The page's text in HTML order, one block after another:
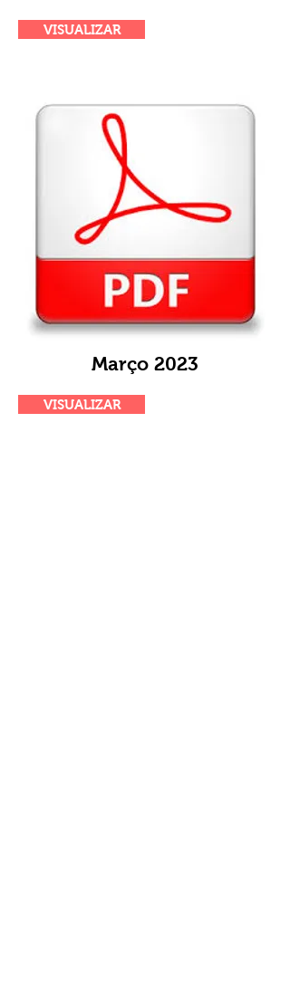
VISUALIZAR
Março 2023
VISUALIZAR